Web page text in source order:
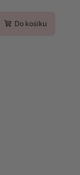
produktu
Do košíku